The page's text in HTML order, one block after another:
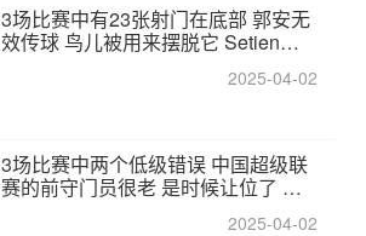
3场比赛中有23张射门在底部 郭安无
效传球 鸟儿被用来摆脱它 Setien痴
2025-04-02
3场比赛中两个低级错误 中国超级联
赛的前守门员很老 是时候让位了 最
2025-04-02